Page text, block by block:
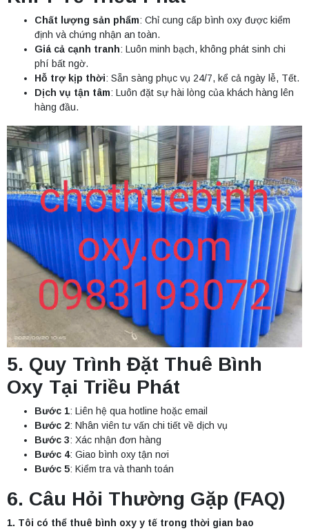
Chất lượng sản phẩm: Chỉ cung cấp bình oxy được kiểm
định và chứng nhận an toàn.
Giá cả cạnh tranh: Luôn minh bạch, không phát sinh chi
phí bất ngờ.
Hỗ trợ kịp thời: Sẵn sàng phục vụ 24/7, kể cả ngày lễ, Tết.
Dịch vụ tận tâm: Luôn đặt sự hài lòng của khách hàng lên
hàng đầu.
5. Quy Trình Đặt Thuê Bình
Oxy Tại Triều Phát
Bước 1: Liên hệ qua hotline hoặc email
Bước 2: Nhân viên tư vấn chi tiết về dịch vụ
Bước 3: Xác nhận đơn hàng
Bước 4: Giao bình oxy tận nơi
Bước 5: Kiểm tra và thanh toán
6. Câu Hỏi Thường Gặp (FAQ)
1. Tôi có thể thuê bình oxy y tế trong thời gian bao